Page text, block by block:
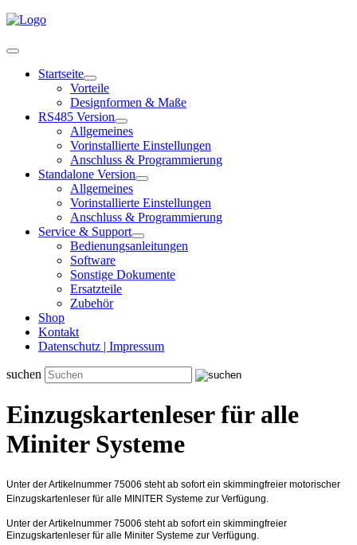
Startseite
Vorteile
Designformen & Maße
RS485 Version
Allgemeines
Vorinstallierte Einstellungen
Anschluss & Programmierung
Standalone Version
Allgemeines
Vorinstallierte Einstellungen
Anschluss & Programmierung
Service & Support
Bedienungsanleitungen
Software
Sonstige Dokumente
Ersatzteile
Zubehör
Shop
Kontakt
Datenschutz | Impressum
suchen
Einzugskartenleser für alle
Miniter Systeme
Unter der Artikelnummer 75006 steht ab sofort ein skimmingfreier motorischer
Einzugskartenleser für alle MINITER Systeme zur Verfügung.
Unter der Artikelnummer 75006 steht ab sofort ein skimmingfreier
Einzugskartenleser für alle Miniter Systeme zur Verfügung.